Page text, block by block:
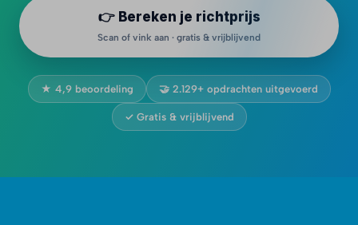
👉 Bereken je richtprijs
Scan of vink aan · gratis & vrijblijvend
★ 4,9 beoordeling 🤝 2.129+ opdrachten uitgevoerd
✓ Gratis & vrijblijvend